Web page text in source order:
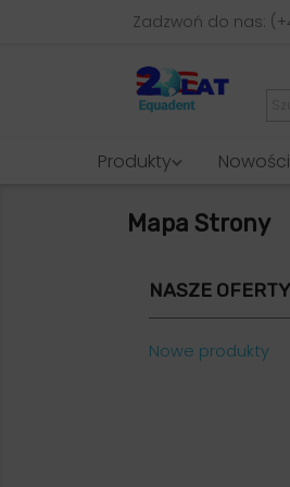
Zadzwoń do nas:
Produkty Nowości
Mapa Strony
NASZE OFERTY
Nowe produkty